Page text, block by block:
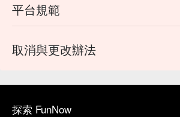
平台規範
取消與更改辦法
探索 FunNow